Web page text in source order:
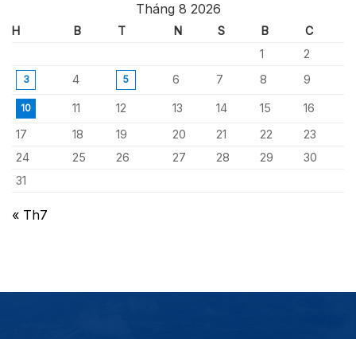
Tháng 8 2026
H B T N S B
C
1
2
3 4 5 6 7 8 9
10 11 12 13 14 15
16
17
18 19 20 21 22
23
24
25 26 27 28 29
30
31
« Th7